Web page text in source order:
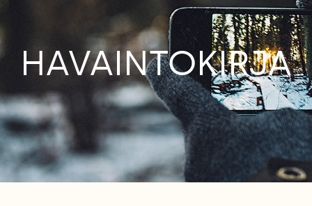
HAVAINTOKIRJA